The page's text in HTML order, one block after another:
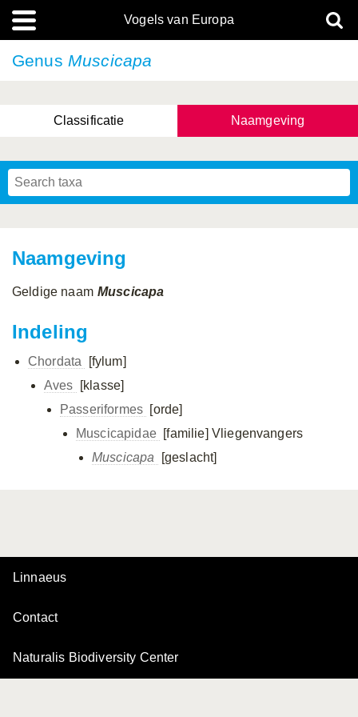
Vogels van Europa
Genus Muscicapa
Classificatie Naamgeving
Naamgeving
Geldige naam Muscicapa
Indeling
Chordata
[fylum]
Aves
[klasse]
Passeriformes [orde]
Muscicapidae [familie] Vliegenvangers
Muscicapa
[geslacht]
Linnaeus
Contact
Naturalis Biodiversity Center